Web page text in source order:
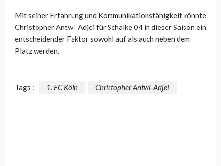
Mit seiner Erfahrung und Kommunikationsfähigkeit könnte
ChristopherAntwi-Adjei für Schalke 04 in dieser Saison ein
entscheidender Faktor sowohl auf als auch neben dem
Platz werden.
Tags : 1. FC Köln Christopher Antwi-Adjei